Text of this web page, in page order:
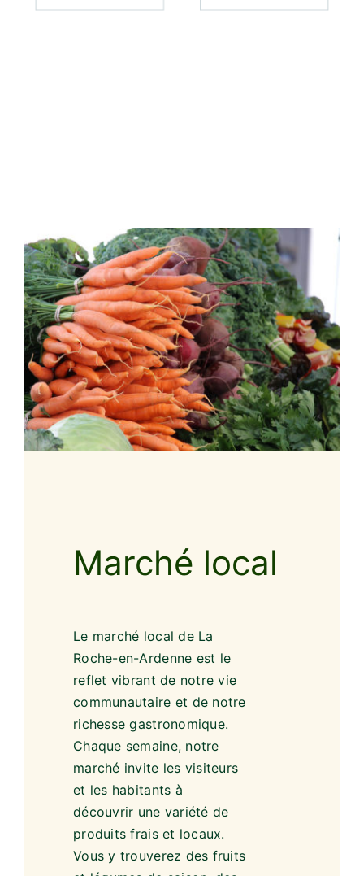
Le marché local de La
Roche-en-Ardenne est le
reflet vibrant de notre vie
communautaire et de notre
richesse gastronomique.
Chaque semaine, notre
marché invite les visiteurs
et les habitants à
découvrir une variété de